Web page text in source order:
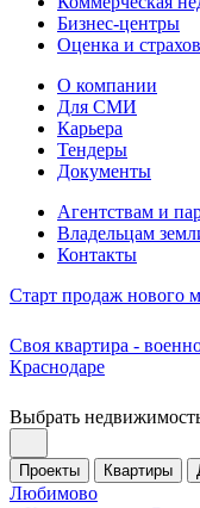
Бизнес-центры
Оценка и
О компании
Для СМИ
Карьера
Тендеры
Документы
Агентствам и
Владельцам
Контакты
Старт продаж нового
Своя квартира -
Краснодаре
Выбрать
Проекты Квартиры
Любимово